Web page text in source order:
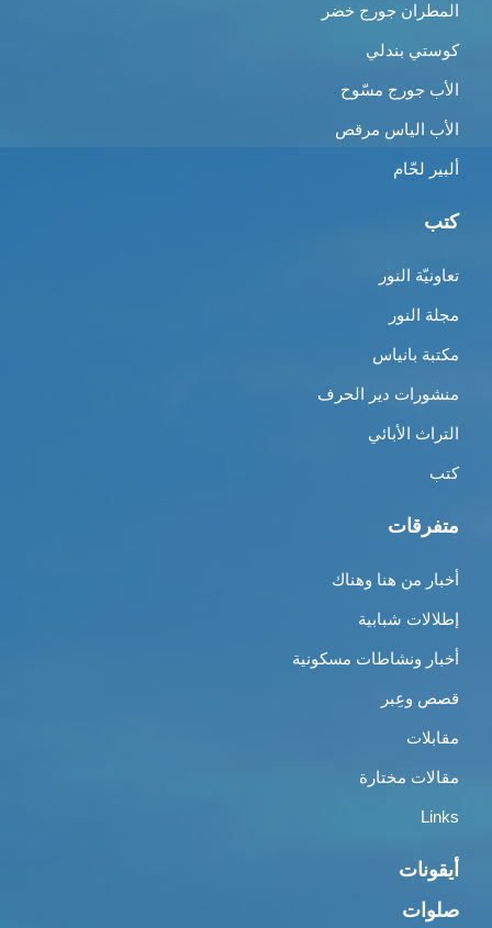
المطران جورج خضر
كوستي بندلي
الأب جورج مسّوح
الأب الياس مرقص
ألبير لحّام
كتب
تعاونيّة النور
مجلة النور
مكتبة بانياس
منشورات دير الحرف
التراث الأبائي
كتب
متفرقات
أخبار من هنا وهناك
إطلالات شبابية
أخبار ونشاطات مسكونية
قصص وعِبر
مقابلات
مقالات مختارة
Links
أيقونات
صلوات